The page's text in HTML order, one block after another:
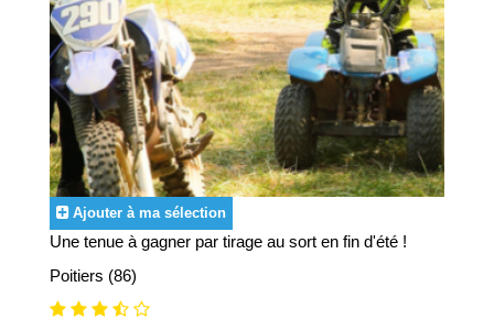
Ajouter à ma sélection
Une tenue à gagner par tirage au sort en fin d'été !
Poitiers (86)